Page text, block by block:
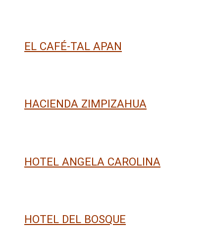
EL CAFÉ-TAL APAN
HACIENDA ZIMPIZAHUA
HOTEL ANGELA CAROLINA
HOTEL DEL BOSQUE